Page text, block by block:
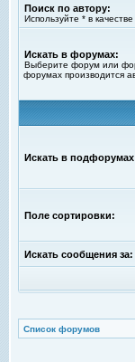
Поиск по автору:
Используйте * в
Искать в форумах:
Выберите форум или
форумах производится
Искать в
Поле сортировки:
Искать сообщения за:
Список форумов